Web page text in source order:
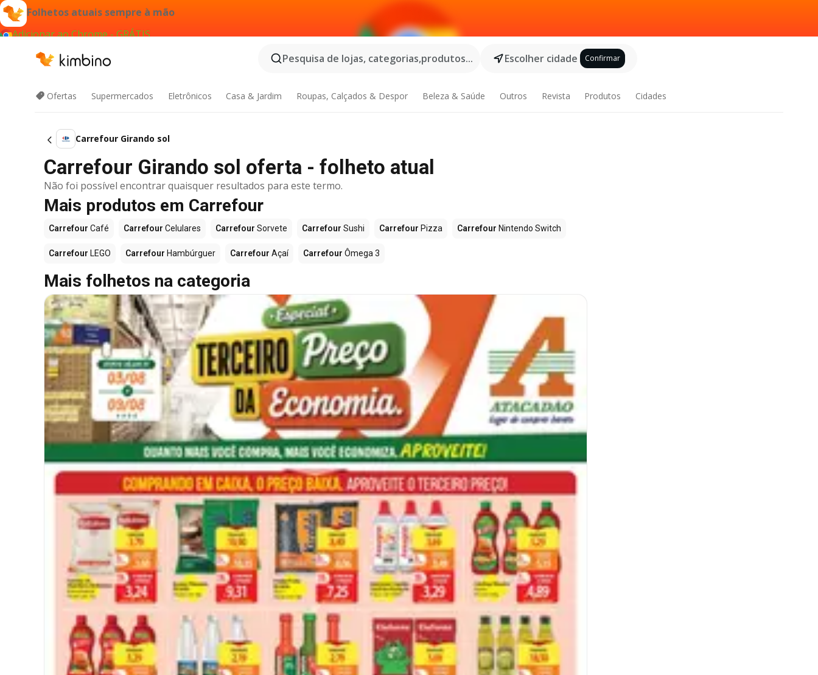
Folhetos atuais sempre à mão
Adicionar ao Chrome - GRÁTIS
Pesquisa de lojas, categorias,produtos...
Escolher cidade Confirmar
Ofertas Supermercados Eletrônicos Casa & Jardim Roupas, Calçados & Despor Beleza & Saúde Outros Revista Produtos Cidades
Carrefour Girando sol
Carrefour Girando sol oferta - folheto atual
Não foi possível encontrar quaisquer resultados para este termo.
Mais produtos em Carrefour
Carrefour Café Carrefour Celulares Carrefour Sorvete Carrefour Sushi Carrefour Pizza Carrefour Nintendo Switch
Carrefour LEGO Carrefour Hambúrguer Carrefour Açaí Carrefour Ômega 3
Mais folhetos na categoria